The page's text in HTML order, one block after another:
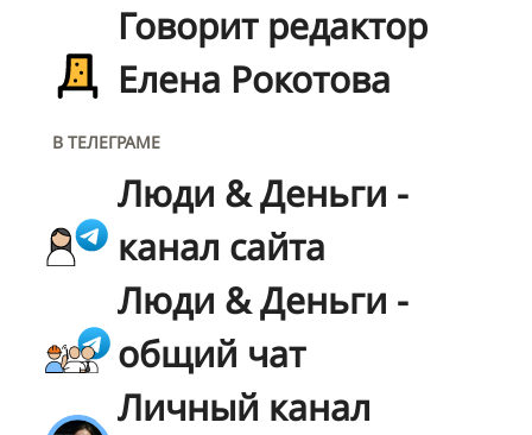
Говорит редактор
Елена Рокотова
В ТЕЛЕГРАМЕ
Люди & Деньги -
канал сайта
Люди & Деньги -
общий чат
Личный канал